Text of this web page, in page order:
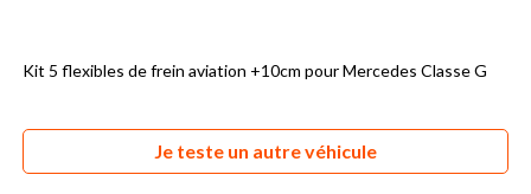
Kit 5 flexibles de frein aviation +10cm pour Mercedes Classe G
Je teste un autre véhicule